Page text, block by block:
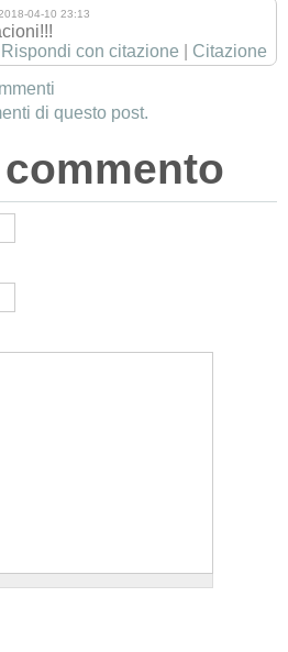
04-10 23:13
Rispondi con citazione
Citazione
di questo post.